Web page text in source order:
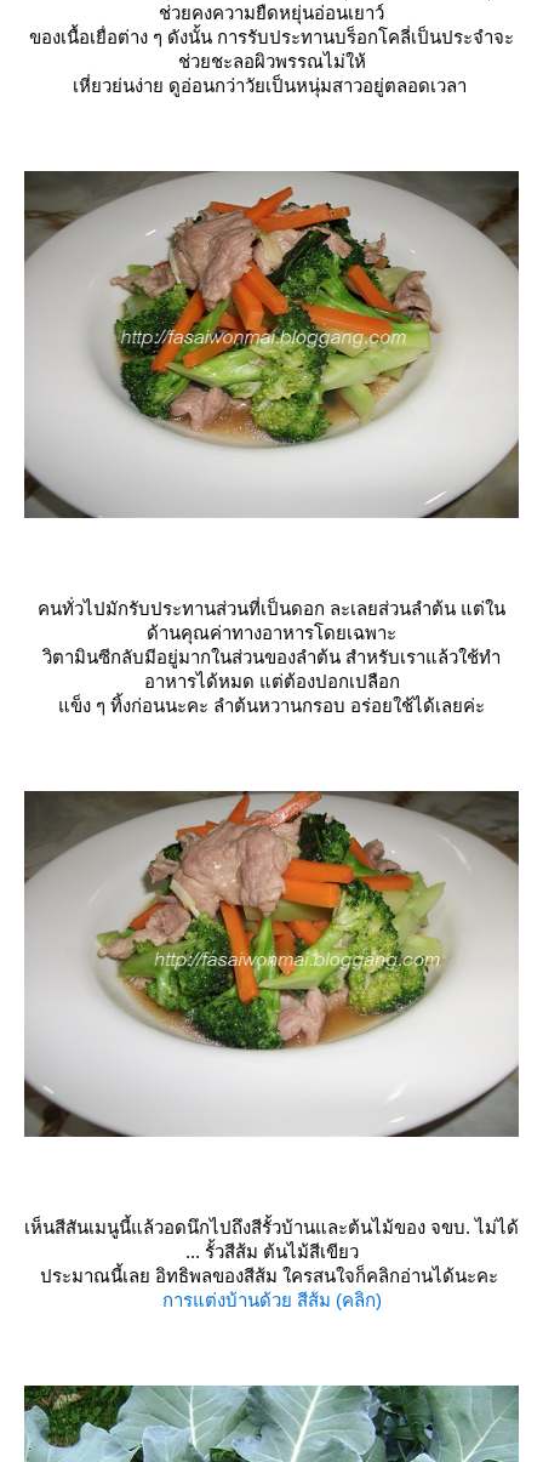
ช่วยคงความยืดหยุ่นอ่อนเยาว์
ของเนื้อเยื่อต่าง ๆ ดังนั้น การรับประทานบร็อกโคลี่เป็นประจำจะ
ช่วยชะลอผิวพรรณไม่ให้
เหี่ยวย่นง่าย ดูอ่อนกว่าวัยเป็นหนุ่มสาวอยู่ตลอดเวลา
คนทั่วไปมักรับประทานส่วนที่เป็นดอก ละเลยส่วนลำต้น แต่ใน
ด้านคุณค่าทางอาหารโดยเฉพาะ
วิตามินซีกลับมีอยู่มากในส่วนของลำต้น สำหรับเราแล้วใช้ทำ
อาหารได้หมด แต่ต้องปอกเปลือก
ข็ง ๆ ทิ้งก่อนนะคะ ลำต้นหวานกรอบ อร่อยใช้ได้เลยค่ะ
เห็นสีสันเมนูนี้แล้วอดนึกไปถึงสีรั้วบ้านและต้นไม้ของ จขบ. ไม่ได้
... รั้วสีส้ม ต้นไม้สีเขียว
ประมาณนี้เลย อิทธิพลของสีส้ม ใครสนใจก็คลิกอ่านได้นะคะ
การแต่งบ้านด้วย สีส้ม (คลิก)